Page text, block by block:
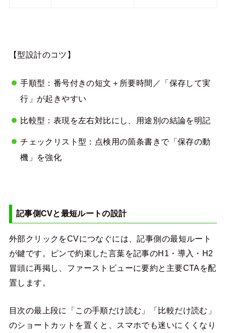
【型設計のコツ】
手順型：番号付きの短文＋所要時間／「保存して実
行」が起きやすい
比較型：表現を左右対比にし、用途別の結論を明記
チェックリスト型：点検用の箇条書きで「保存の動
機」を強化
記事側CVと最短ルートの設計
外部クリックをCVにつなぐには、記事側の最短ルート
が鍵です。ピンで約束した言葉を記事のH1・導入・H2
冒頭に再掲し、ファーストビューに要約と主要CTAを配
置します。
目次の最上段に「この手順だけ読む」「比較だけ読む」
のショートカットを置くと、スマホでも迷いにくくなり